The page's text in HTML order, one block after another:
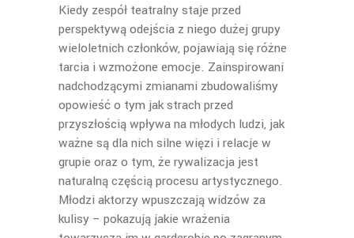
Kiedy zespół teatralny staje przed
perspektywą odejścia z niego dużej grupy
wieloletnich członków, pojawiają się różne
tarcia i wzmożone emocje. Zainspirowani
nadchodzącymi zmianami zbudowaliśmy
opowieść o tym jak strach przed
przyszłością wpływa na młodych ludzi, jak
ważne są dla nich silne więzi i relacje w
grupie oraz o tym, że rywalizacja jest
naturalną częścią procesu artystycznego.
Młodzi aktorzy wpuszczają widzów za
kulisy – pokazują jakie wrażenia